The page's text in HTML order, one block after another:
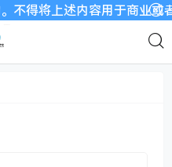
将上述内容用于商业或